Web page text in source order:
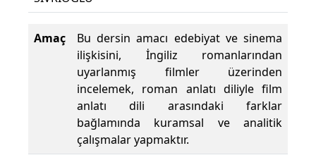
Amaç
Bu dersin amacı edebiyat ve sinema
ilişkisini, İngiliz romanlarından
uyarlanmış filmler üzerinden
incelemek, roman anlatı diliyle film
anlatı dili arasındaki farklar
bağlamında kuramsal ve analitik
çalışmalar yapmaktır.